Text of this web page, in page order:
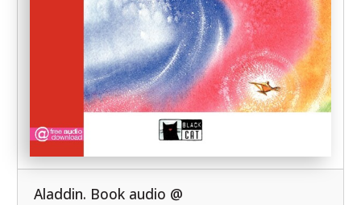
Aladdin. Book audio @